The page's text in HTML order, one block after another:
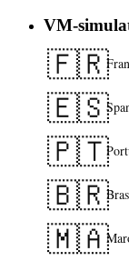
VM-
🇫🇷
🇪🇸
🇵🇹
🇧🇷
🇲🇦